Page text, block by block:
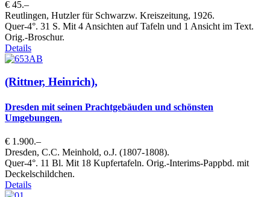
€ 45.–
Reutlingen, Hutzler für Schwarzw. Kreiszeitung, 1926.
Quer-4°. 31 S. Mit 4 Ansichten auf Tafeln und 1 Ansicht im Text.
Orig.-Broschur.
Details
(Rittner, Heinrich),
Dresden mit seinen Prachtgebäuden und schönsten
Umgebungen.
€ 1.900.–
Dresden, C.C. Meinhold, o.J. (1807-1808).
Quer-4°. 11 Bl. Mit 18 Kupfertafeln. Orig.-Interims-Pappbd. mit
Deckelschildchen.
Details